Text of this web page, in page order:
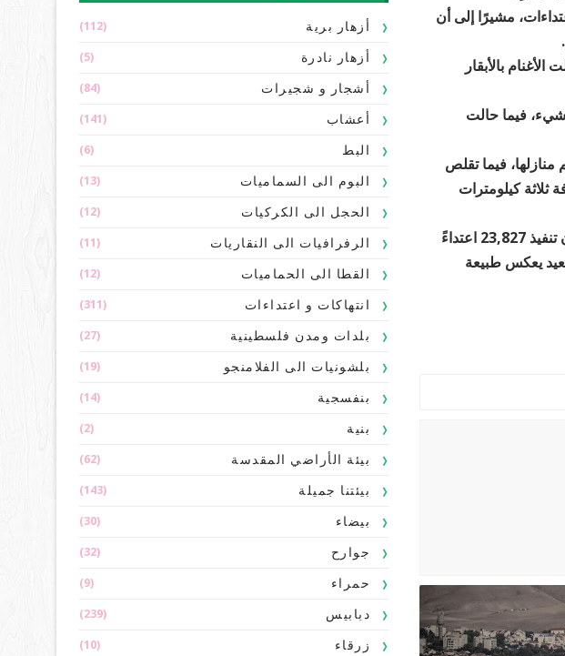
مشيرًا إلى أن
تشرين الأول/أكتوبر 2023، حيث استُبدلت الأغنام بالأبقار
فيما حالت
منازلها، فيما تقلص
مسافة ثلاثة كيلومترات
وتأتي معاناة خربة المراجم في سياق أوسع من الاعتداءات، إذ وثّقت هيئة مقاومة الجدار والاستيطان تنفيذ 23,827 اعتداءً
في تصعيد يعكس طبيعة
أزهار برية (112)
أزهار نادرة (5)
أشجار و شجيرات (84)
أعشاب (141)
البط (6)
البوم الى السماميات (13)
الحجل الى الكركيات (12)
الرفرافيات الى النقاريات (11)
القطا الى الحماميات (12)
انتهاكات و اعتداءات (311)
بلدات ومدن فلسطينية (27)
بلشونيات الى الفلامنجو (19)
بنفسجية (14)
بنية (2)
بيئة الأراضي المقدسة (62)
بيئتنا جميلة (143)
بيضاء (30)
جوارح (32)
حمراء (9)
دبابيس (239)
زرقاء (10)